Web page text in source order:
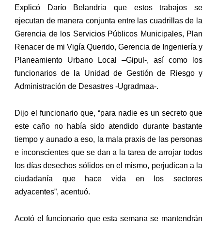
Explicó Darío Belandria que estos trabajos se
ejecutan de manera conjunta entre las cuadrillas de la
Gerencia de los Servicios Públicos Municipales, Plan
Renacer de mi Vigía Querido, Gerencia de Ingeniería y
Planeamiento Urbano Local –Gipul-, así como los
funcionarios de la Unidad de Gestión de Riesgo y
Administración de Desastres -Ugradmaa-.
Dijo el funcionario que, “para nadie es un secreto que
este caño no había sido atendido durante bastante
tiempo y aunado a eso, la mala praxis de las personas
e inconscientes que se dan a la tarea de arrojar todos
los días desechos sólidos en el mismo, perjudican a la
ciudadanía que hace vida en los sectores
adyacentes”, acentuó.
Acotó el funcionario que esta semana se mantendrán